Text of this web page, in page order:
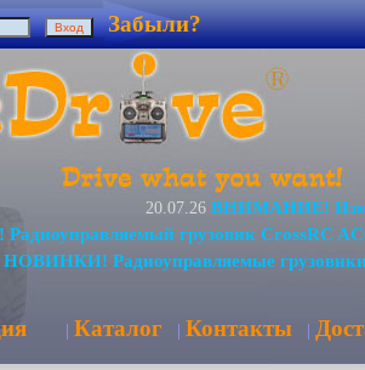
Забыли?
20.07.26 ВНИМАНИЕ!
грузовик CrossRC
НОВИНКИ! Радиоуправляемые
| Каталог | Контакты |